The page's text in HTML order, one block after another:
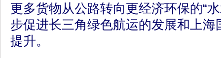
更多货物从公路转向更经济环保的“
步促进长三角绿色航运的发展和上
提升。